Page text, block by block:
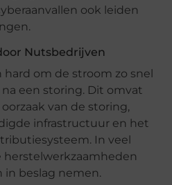
ook leiden
Nutsbedrijven
om de stroom zo snel
een storing. Dit omvat
van de storing,
infrastructuur en het
In veel
beslag nemen.